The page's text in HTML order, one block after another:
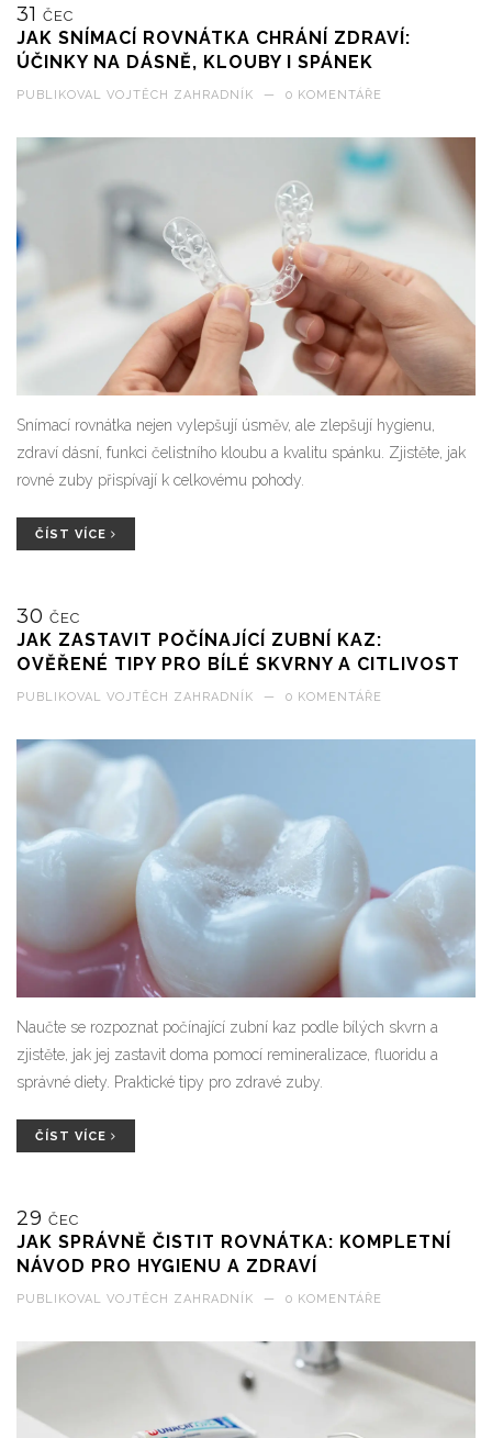
31 ČEC
JAK SNÍMACÍ ROVNÁTKA CHRÁNÍ ZDRAVÍ:
ÚČINKY NA DÁSNĚ, KLOUBY I SPÁNEK
PUBLIKOVAL VOJTĚCH ZAHRADNÍK — 0 KOMENTÁŘE
Snímací rovnátka nejen vylepšují úsměv, ale zlepšují hygienu,
zdraví dásní, funkci čelistního kloubu a kvalitu spánku. Zjistěte, jak
rovné zuby přispívají k celkovému pohody.
ČÍST VÍCE
30 ČEC
JAK ZASTAVIT POČÍNAJÍCÍ ZUBNÍ KAZ:
OVĚŘENÉ TIPY PRO BÍLÉ SKVRNY A CITLIVOST
PUBLIKOVAL VOJTĚCH ZAHRADNÍK — 0 KOMENTÁŘE
Naučte se rozpoznat počínající zubní kaz podle bílých skvrn a
zjistěte, jak jej zastavit doma pomocí remineralizace, fluoridu a
správné diety. Praktické tipy pro zdravé zuby.
ČÍST VÍCE
29 ČEC
JAK SPRÁVNĚ ČISTIT ROVNÁTKA: KOMPLETNÍ
NÁVOD PRO HYGIENU A ZDRAVÍ
PUBLIKOVAL VOJTĚCH ZAHRADNÍK — 0 KOMENTÁŘE